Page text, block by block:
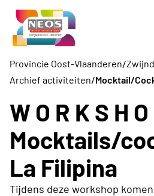
Provincie Oost-Vlaanderen/
Archief activiteiten/Mocktail/
W O R K S H
Mocktails/
La Filipina
Tijdens deze workshop